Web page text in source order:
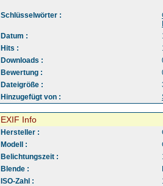
Schlüsselwörter :
Datum :
Hits :
Downloads :
Bewertung :
Dateigröße :
Hinzugefügt von :
EXIF Info
Hersteller :
Modell :
Belichtungszeit :
Blende :
ISO-Zahl :